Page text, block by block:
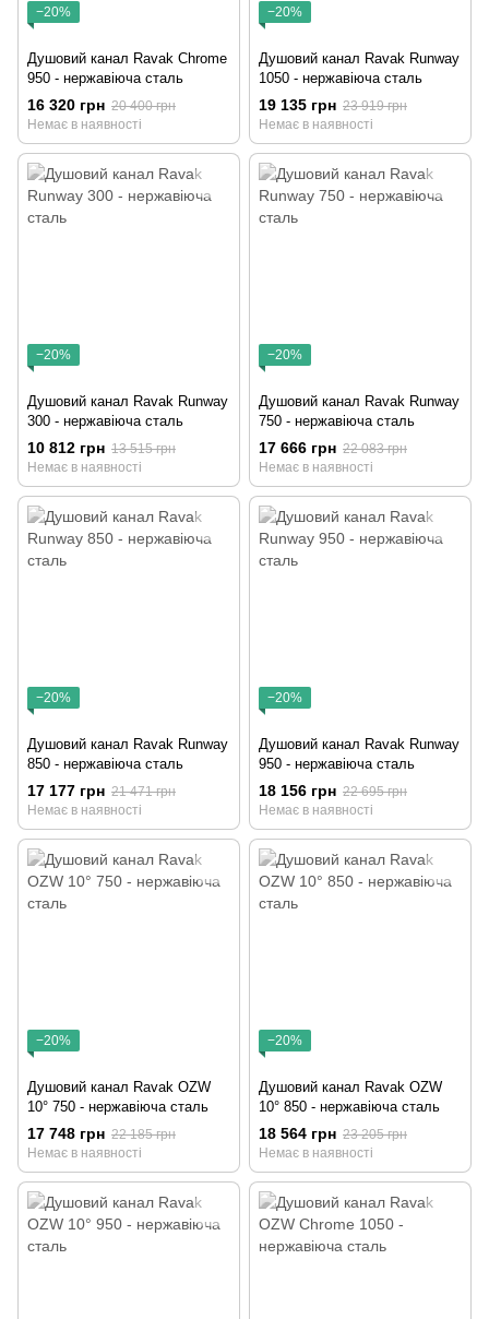
−20%
Душовий канал Ravak Chrome
950 - нержавіюча сталь
16 320 грн 20 400 грн
Немає в наявності
−20%
Душовий канал Ravak Runway
1050 - нержавіюча сталь
19 135 грн 23 919 грн
Немає в наявності
−20%
Душовий канал Ravak Runway
300 - нержавіюча сталь
10 812 грн 13 515 грн
Немає в наявності
−20%
Душовий канал Ravak Runway
750 - нержавіюча сталь
17 666 грн 22 083 грн
Немає в наявності
−20%
Душовий канал Ravak Runway
850 - нержавіюча сталь
17 177 грн 21 471 грн
Немає в наявності
−20%
Душовий канал Ravak Runway
950 - нержавіюча сталь
18 156 грн 22 695 грн
Немає в наявності
−20%
Душовий канал Ravak OZW
10° 750 - нержавіюча сталь
17 748 грн 22 185 грн
Немає в наявності
−20%
Душовий канал Ravak OZW
10° 850 - нержавіюча сталь
18 564 грн 23 205 грн
Немає в наявності